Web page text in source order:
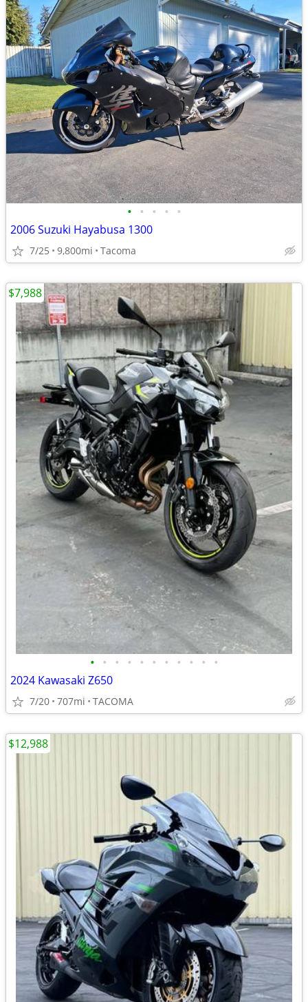
• • • • •
2006 Suzuki Hayabusa 1300
7/25 9,800mi Tacoma
• • • • • • • • • • •
2024 Kawasaki Z650
7/20 707mi TACOMA
$7,988
$12,988